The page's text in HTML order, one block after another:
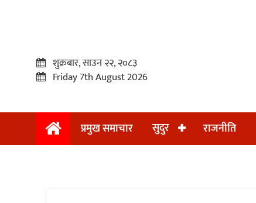
प्रमुख
शुक्रबार, साउन २२, २०८३
Friday 7th August 2026
प्रमुख समाचार सुदुर राजनीति